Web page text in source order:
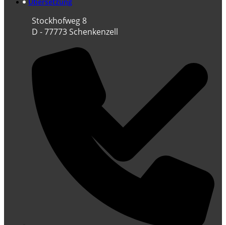
Übersetzung
Stockhofweg 8
D - 77773 Schenkenzell